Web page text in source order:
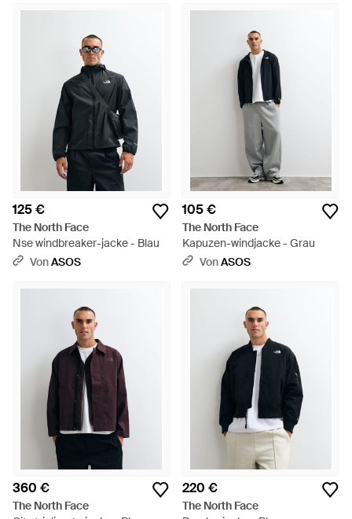
125 €
The North Face
Nse windbreaker-jacke - Blau
VonASOS
105 €
The North Face
Kapuzen-windjacke - Grau
VonASOS
360 €
The North Face
220 €
The North Face